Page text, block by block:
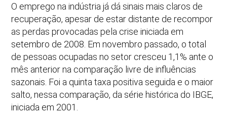
O emprego na indústria já dá sinais mais claros de
recuperação, apesar de estar distante de recompor
as perdas provocadas pela crise iniciada em
setembro de 2008. Em novembro passado, o total
de pessoas ocupadas no setor cresceu 1,1% ante o
mês anterior na comparação livre de influências
sazonais. Foi a quinta taxa positiva seguida e o maior
salto, nessa comparação, da série histórica do IBGE,
iniciada em 2001.